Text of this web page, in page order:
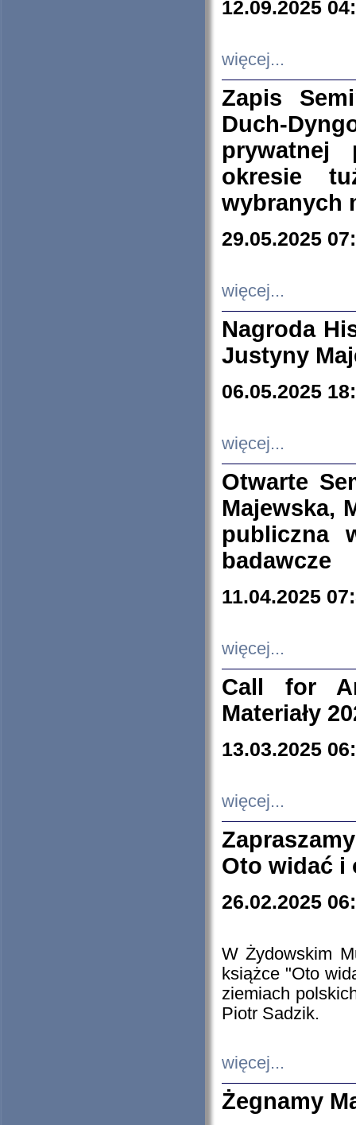
12.09.2025
więcej...
Zapis
Duch-
prywatnej
okresie
wybranych
29.05.2025
więcej...
Nagroda
Justyny
06.05.2025
więcej...
Otwarte
Majewska,
publiczna
badawcze
11.04.2025
więcej...
Call for
Materiały
13.03.2025
więcej...
Oto widać i
26.02.2025
W Żydowskim
książce "Oto
ziemiach
Piotr Sadzik.
więcej...
Żegnamy